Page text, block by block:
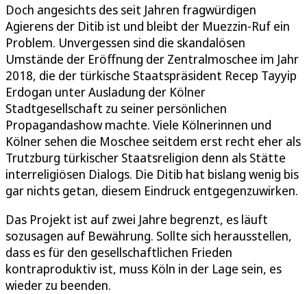
Doch angesichts des seit Jahren fragwürdigen
Agierens der Ditib ist und bleibt der Muezzin-Ruf ein
Problem. Unvergessen sind die skandalösen
Umstände der Eröffnung der Zentralmoschee im Jahr
2018, die der türkische Staatspräsident Recep Tayyip
Erdogan unter Ausladung der Kölner
Stadtgesellschaft zu seiner persönlichen
Propagandashow machte. Viele Kölnerinnen und
Kölner sehen die Moschee seitdem erst recht eher als
Trutzburg türkischer Staatsreligion denn als Stätte
interreligiösen Dialogs. Die Ditib hat bislang wenig bis
gar nichts getan, diesem Eindruck entgegenzuwirken.
Das Projekt ist auf zwei Jahre begrenzt, es läuft
sozusagen auf Bewährung. Sollte sich herausstellen,
dass es für den gesellschaftlichen Frieden
kontraproduktiv ist, muss Köln in der Lage sein, es
wieder zu beenden.